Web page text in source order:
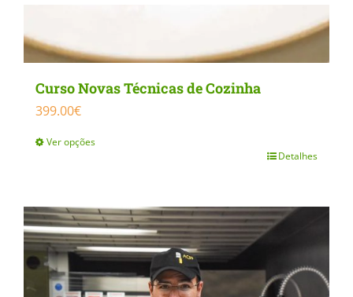
Curso Novas Técnicas de Cozinha
399.00€
Ver opções
has
multiple
variants.
The
Detalhes